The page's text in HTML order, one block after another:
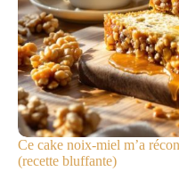
Ce cake noix-miel m’a
(recette bluffante)